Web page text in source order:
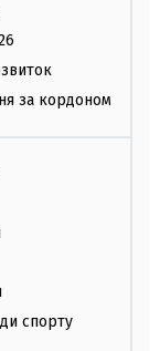
за кордоном
спорту